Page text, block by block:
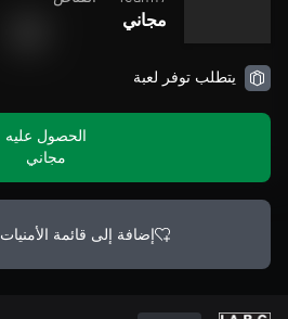
مجاني
يتطلب توفر لعبة
الحصول عليه
مجاني
إضافة إلى قائمة الأمنيات